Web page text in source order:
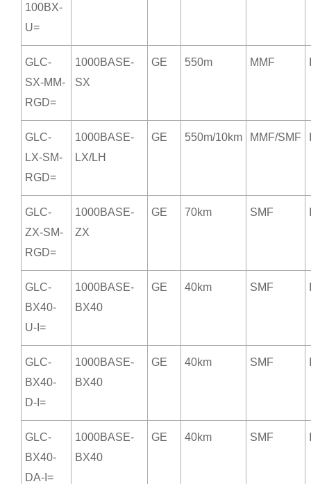
100BX-
U=
GLC-
SX-MM-
RGD=
1000BASE-
SX
GE 550m MMF
GLC-
LX-SM-
RGD=
1000BASE-
LX/LH
GE 550m/10km MMF/SMF
GLC-
ZX-SM-
RGD=
1000BASE-
ZX
GE 70km SMF
GLC-
BX40-
U-I=
1000BASE-
BX40
GE 40km SMF
GLC-
BX40-
D-I=
1000BASE-
BX40
GE 40km SMF
GLC-
BX40-
DA-I=
1000BASE-
BX40
GE 40km SMF